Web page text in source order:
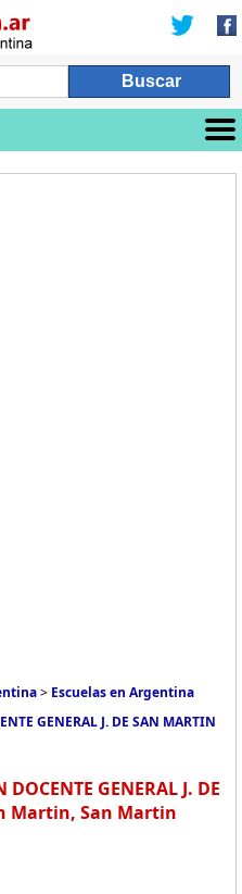
> Escuelas en Argentina
GENERAL J. DE SAN MARTIN
GENERAL J. DE
Martin, San Martin